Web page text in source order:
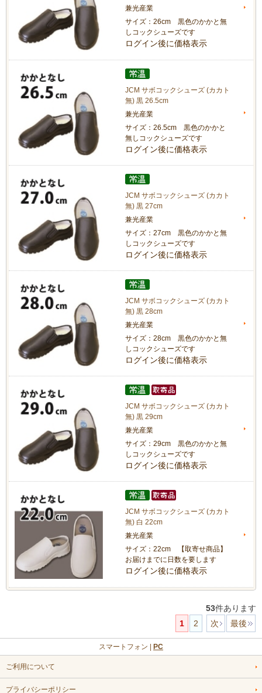
兼光産業
サイズ：26cm 黒色のかかと無
しコックシューズです
ログイン後に価格表示
JCM サボコックシューズ (カカト
無) 黒 26.5cm
兼光産業
サイズ：26.5cm 黒色のかかと
無しコックシューズです
ログイン後に価格表示
JCM サボコックシューズ (カカト
無) 黒 27cm
兼光産業
サイズ：27cm 黒色のかかと無
しコックシューズです
ログイン後に価格表示
JCM サボコックシューズ (カカト
無) 黒 28cm
兼光産業
サイズ：28cm 黒色のかかと無
しコックシューズです
ログイン後に価格表示
JCM サボコックシューズ (カカト
無) 黒 29cm
兼光産業
サイズ：29cm 黒色のかかと無
しコックシューズです
ログイン後に価格表示
JCM サボコックシューズ (カカト
無) 白 22cm
兼光産業
サイズ：22cm 【取寄せ商品】
お届けまでに日数を要します
ログイン後に価格表示
53件あります
1
2 次 最後
スマートフォン | PC
ご利用について
プライバシーポリシー